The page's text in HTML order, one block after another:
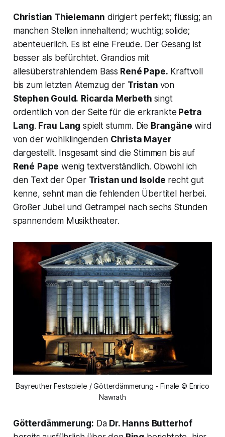
Christian Thielemann dirigiert perfekt; flüssig; an
manchen Stellen innehaltend; wuchtig; solide;
abenteuerlich. Es ist eine Freude. Der Gesang ist
besser als befürchtet. Grandios mit
allesüberstrahlendem Bass René Pape. Kraftvoll
bis zum letzten Atemzug der Tristan von
Stephen Gould. Ricarda Merbeth singt
ordentlich von der Seite für die erkrankte Petra
Lang. Frau Lang spielt stumm. Die Brangäne wird
von der wohlklingenden Christa Mayer
dargestellt. Insgesamt sind die Stimmen bis auf
René Pape wenig textverständlich. Obwohl ich
den Text der Oper Tristan und Isolde recht gut
kenne, sehnt man die fehlenden Übertitel herbei.
Großer Jubel und Getrampel nach sechs Stunden
spannendem Musiktheater.
Bayreuther Festspiele / Götterdämmerung - Finale © Enrico
Nawrath
Götterdämmerung: Da Dr. Hanns Butterhof